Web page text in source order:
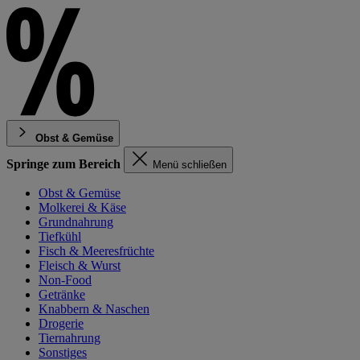
Obst & Gemüse
Springe zum Bereich Menü schließen
Obst & Gemüse
Molkerei & Käse
Grundnahrung
Tiefkühl
Fisch & Meeresfrüchte
Fleisch & Wurst
Non-Food
Getränke
Knabbern & Naschen
Drogerie
Tiernahrung
Sonstiges